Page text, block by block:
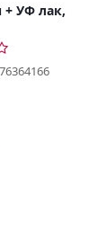
+ УФ лак,